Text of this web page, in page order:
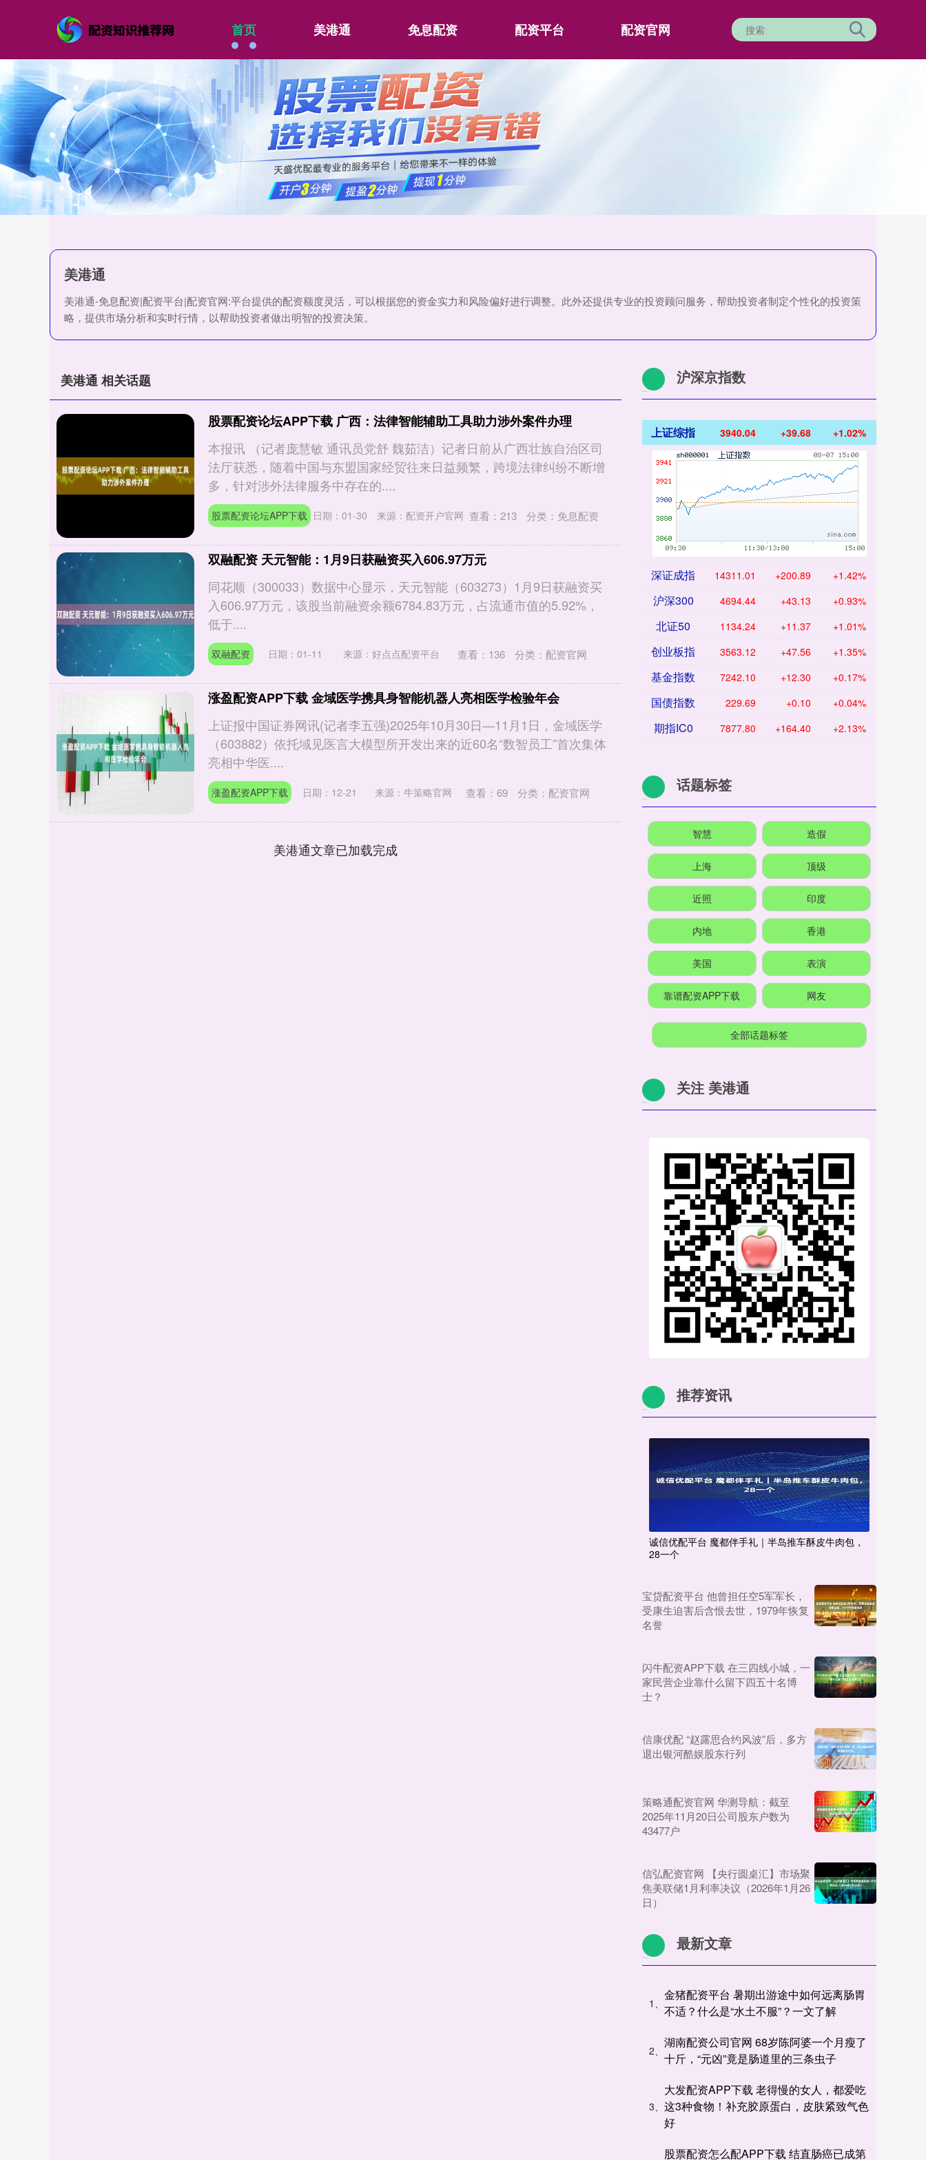
首页 美港通 免息配资 配资平台 配资官网
美港通
美港通-免息配资|配资平台|配资官网:平台提供的配资额度灵活，可以根据您的资金实力和风险偏好进行调整。此外还提供专业的投资顾问服务，帮助投资者制定个性化的投资策
略，提供市场分析和实时行情，以帮助投资者做出明智的投资决策。
美港通 相关话题
股票配资论坛APP下载 广西：法律智能辅助工具助力涉外案件办理
本报讯 （记者庞慧敏 通讯员党舒 魏茹洁）记者日前从广西壮族自治区司
法厅获悉，随着中国与东盟国家经贸往来日益频繁，跨境法律纠纷不断增
多，针对涉外法律服务中存在的....
股票配资论坛APP下载 日期：01-30 来源：配资开户官网 查看： 213 分类： 免息配资
双融配资 天元智能：1月9日获融资买入606.97万元
同花顺（300033）数据中心显示，天元智能（603273）1月9日获融资买
入606.97万元，该股当前融资余额6784.83万元，占流通市值的5.92%，
低于....
双融配资 日期：01-11 来源：好点点配资平台 查看： 136 分类： 配资官网
涨盈配资APP下载 金域医学携具身智能机器人亮相医学检验年会
上证报中国证券网讯(记者李五强)2025年10月30日—11月1日，金域医学
（603882）依托域见医言大模型所开发出来的近60名“数智员工”首次集体
亮相中华医....
涨盈配资APP下载 日期：12-21 来源：牛策略官网 查看：69 分类： 配资官网
美港通文章已加载完成
沪深京指数
上证综指 3940.04 +39.68 +1.02%
深证成指 14311.01 +200.89 +1.42%
沪深300 4694.44 +43.13 +0.93%
北证50 1134.24 +11.37 +1.01%
创业板指 3563.12 +47.56 +1.35%
基金指数 7242.10 +12.30 +0.17%
国债指数 229.69 +0.10 +0.04%
期指IC0 7877.80 +164.40 +2.13%
话题标签
智慧 造假
上海 顶级
近照 印度
内地 香港
美国 表演
靠谱配资APP下载 网友
全部话题标签
关注 美港通
推荐资讯
诚信优配平台 魔都伴手礼｜半岛推车酥皮牛肉包，
28一个
宝贷配资平台 他曾担任空5军军长，
受康生迫害后含恨去世，1979年恢复
名誉
闪牛配资APP下载 在三四线小城，一
家民营企业靠什么留下四五十名博
士？
信康优配 “赵露思合约风波”后，多方
退出银河酷娱股东行列
策略通配资官网 华测导航：截至
2025年11月20日公司股东户数为
43477户
信弘配资官网 【央行圆桌汇】市场聚
焦美联储1月利率决议（2026年1月26
日）
最新文章
1、
金猪配资平台 暑期出游途中如何远离肠胃
不适？什么是“水土不服”？一文了解
2、
湖南配资公司官网 68岁陈阿婆一个月瘦了
十斤，“元凶”竟是肠道里的三条虫子
3、
大发配资APP下载 老得慢的女人，都爱吃
这3种食物！补充胶原蛋白，皮肤紧致气色
好
股票配资怎么配APP下载 结直肠癌已成第